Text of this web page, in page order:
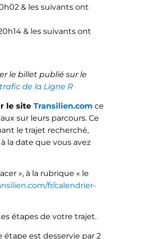
& les suivants ont
& les suivants ont
le billet publié sur le
de la Ligne R
le site Transilien.com ce
sur leurs parcours. Ce
le trajet recherché,
la date que vous avez
», à la rubrique « le
fr/calendrier-
étapes de votre trajet.
étape est desservie par 2